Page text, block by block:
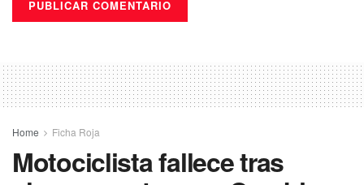
Home Ficha Roja
Motociclista fallece tras